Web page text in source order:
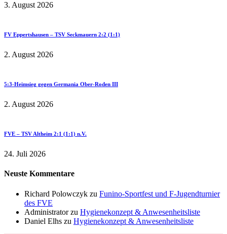
3. August 2026
FV Eppertshausen – TSV Seckmauern 2:2 (1:1)
2. August 2026
5:3-Heimsieg gegen Germania Ober-Roden III
2. August 2026
FVE – TSV Altheim 2:1 (1:1) n.V.
24. Juli 2026
Neuste Kommentare
Richard Polowczyk zu Funino-Sportfest und F-Jugendturnier
des FVE
Administratorzu Hygienekonzept & Anwesenheitsliste
Daniel Elhs zu Hygienekonzept & Anwesenheitsliste